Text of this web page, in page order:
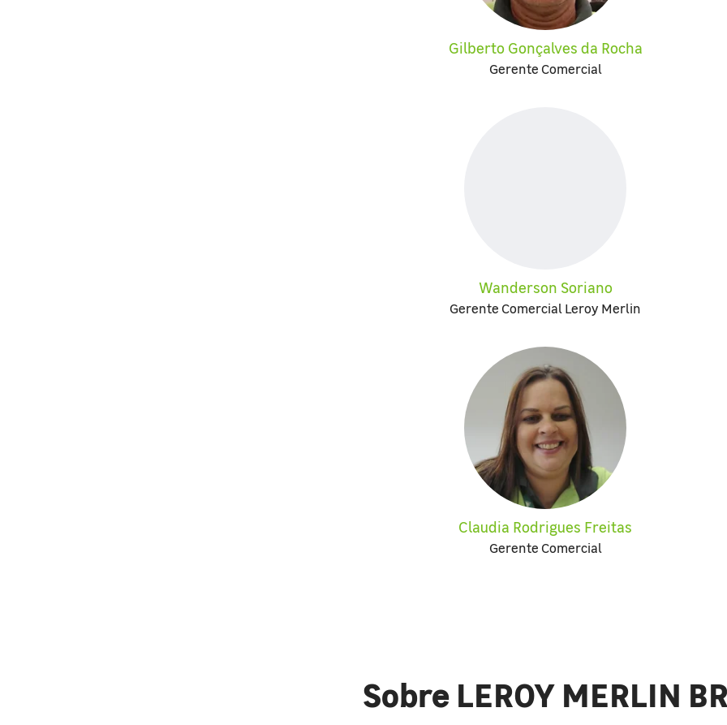
Gilberto Gonçalves da Rocha
Gerente Comercial
Wanderson Soriano
Gerente Comercial Leroy Merlin
Claudia Rodrigues Freitas
Gerente Comercial
Sobre LEROY MERLIN BR